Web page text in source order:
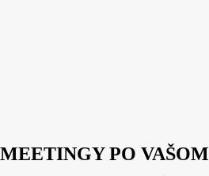
MEETINGY PO VAŠOM